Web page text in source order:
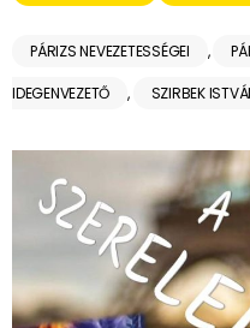
PÁRIZS NEVEZETESSÉGEI ,
IDEGENVEZETŐ , SZIRBEK